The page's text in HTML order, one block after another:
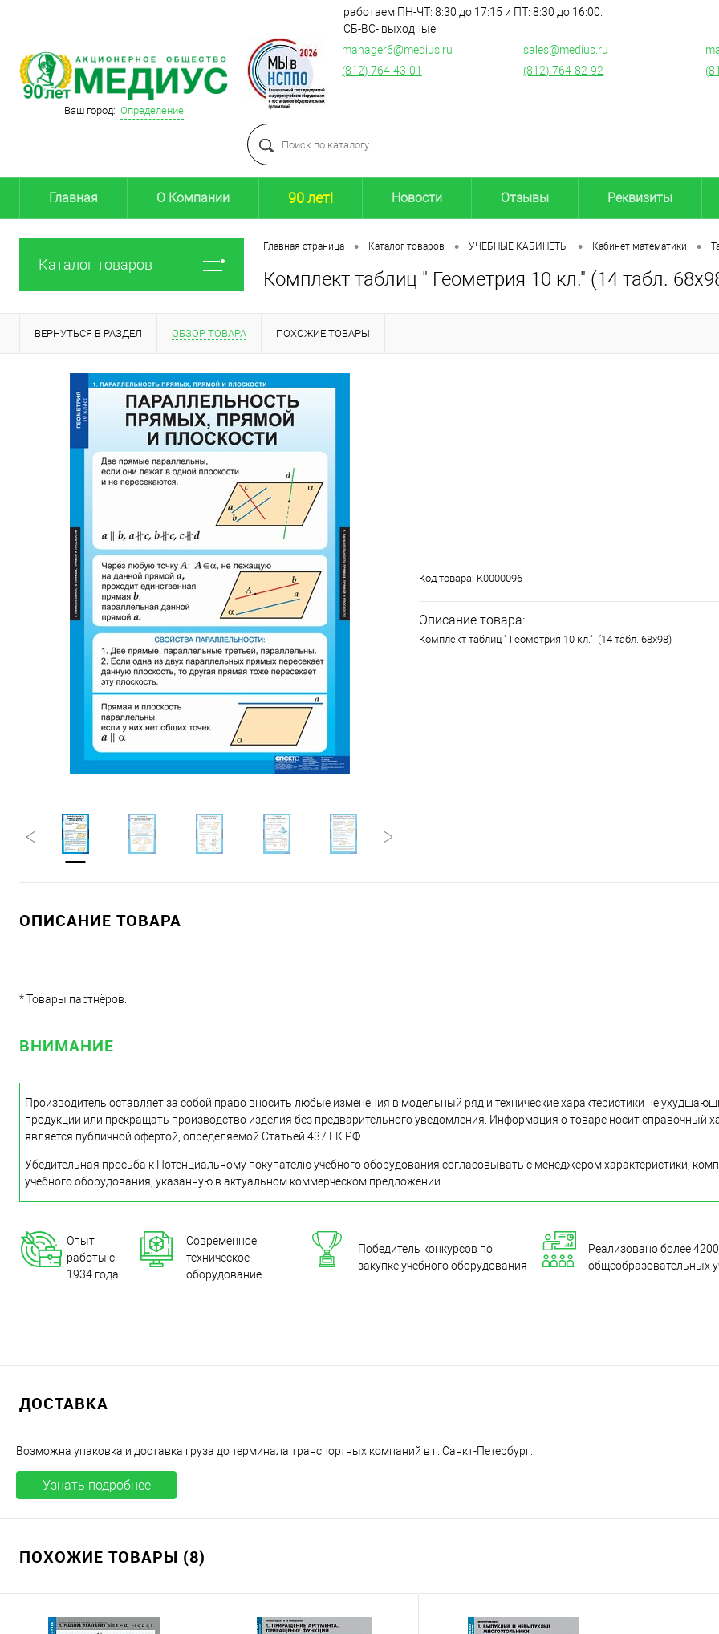
Ваш город: Определение
работаем ПН-ЧТ: 8:30 до 17:15 и ПТ: 8:30 до 16:00.
СБ-ВС- выходные
manager6@medius.ru
(812) 764-43-01
sales@medius.ru
(812) 764-82-92
Главная О Компании 90 лет! Новости Отзывы Реквизиты
Каталог товаров
Главная страница • Каталог товаров • УЧЕБНЫЕ КАБИНЕТЫ • Кабинет математики •
Комплект таблиц " Геометрия 10 кл." (14 табл.
ВЕРНУТЬСЯ В РАЗДЕЛ ОБЗОР ТОВАРА ПОХОЖИЕ ТОВАРЫ
Код товара: К0000096
Описание товара:
Комплект таблиц " Геометрия 10 кл." (14 табл. 68х98)
ОПИСАНИЕ ТОВАРА
* Товары партнёров.
ВНИМАНИЕ
Производитель оставляет за собой право вносить любые изменения в модельный ряд и технические характеристики не
продукции или прекращать производство изделия без предварительного уведомления. Информация о товаре носит справочный
является публичной офертой, определяемой Статьей 437 ГК РФ.
Убедительная просьба к Потенциальному покупателю учебного оборудования согласовывать с менеджером характеристики,
учебного оборудования, указанную в актуальном коммерческом предложении.
Опыт
работы с
1934 года
Современное
техническое
оборудование
Победитель конкурсов по
закупке учебного оборудования
Реализовано более
общеобразовательных
ДОСТАВКА
Возможна упаковка и доставка груза до терминала транспортных компаний в г. Санкт-Петербург.
Узнать подробнее
ПОХОЖИЕ ТОВАРЫ (8)